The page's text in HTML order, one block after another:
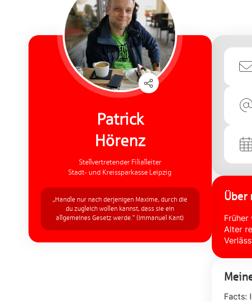
Patrick
Hörenz
Stellvertretender Filialleiter
Stadt- und Kreissparkasse Leipzig
„Handle nur nach derjenigen Maxime, durch die
du zugleich wollen kannst, dass sie ein
allgemeines Gesetz werde.“ (Immanuel Kant)
Über
Alter
Facts: